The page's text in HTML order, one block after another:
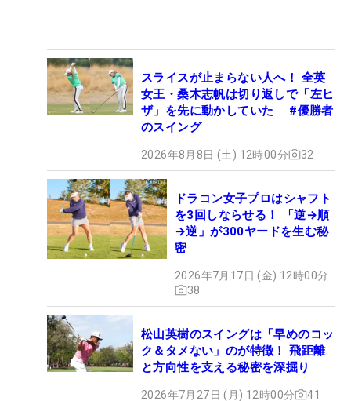
スライスが止まらない人へ！ 全英
女王・桑木志帆は切り返しで「左ヒ
ザ」を先に動かしていた #優勝者
のスイング
2026年8月8日 (土) 12時00分 32
ドラコン女子プロはシャフト
を3回しならせる！ 「逆→順
→逆」が300ヤードを生む秘
密
2026年7月17日 (金) 12時00分
38
松山英樹のスイングは「早めのコッ
ク＆タメない」のが特徴！ 飛距離
と方向性を支える秘密を深掘り
2026年7月27日 (月) 12時00分 41